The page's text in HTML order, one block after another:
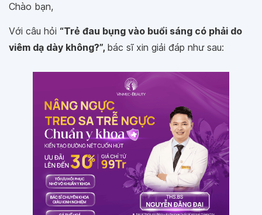
Chào bạn,
Với câu hỏi “Trẻ đau bụng vào buổi sáng có phải do
viêm dạ dày không?”, bác sĩ xin giải đáp như sau: